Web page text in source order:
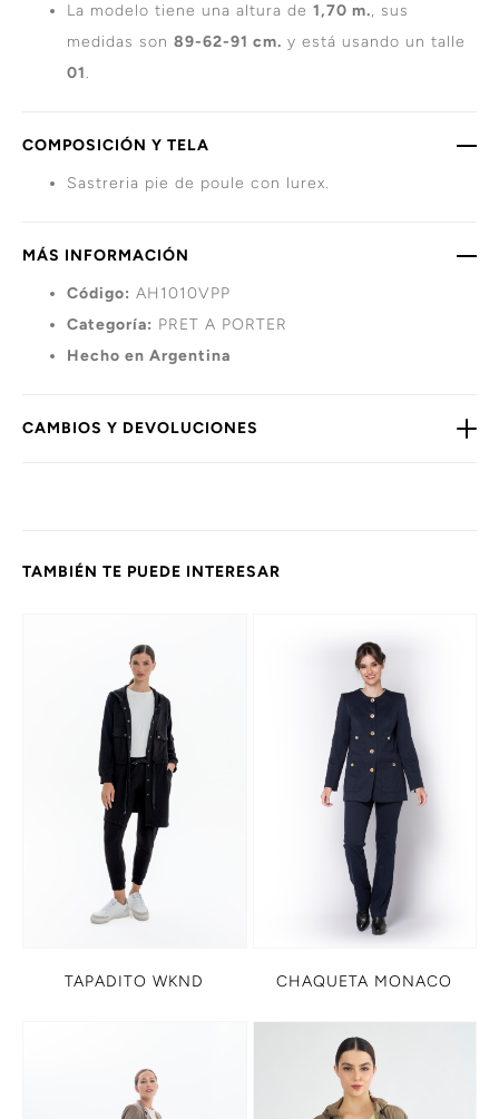
La modelo tiene una altura de 1,70 m., sus
medidas son 89-62-91 cm. y está usando un talle
01.
COMPOSICIÓN Y TELA
Sastreria pie de poule con lurex.
MÁS INFORMACIÓN
Código: AH1010VPP
Categoría: PRET A PORTER
Hecho en Argentina
CAMBIOS Y DEVOLUCIONES
TAMBIÉN TE PUEDE INTERESAR
TAPADITO WKND CHAQUETA MONACO